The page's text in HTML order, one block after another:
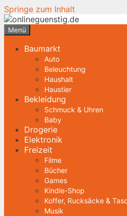
Springe zum Inhalt
Menü
Baumarkt
Auto
Beleuchtung
Haushalt
Haustier
Bekleidung
Schmuck & Uhren
Baby
Drogerie
Elektronik
Freizeit
Filme
Bücher
Games
Kindle-Shop
Koffer, Rucksäcke &
Musik